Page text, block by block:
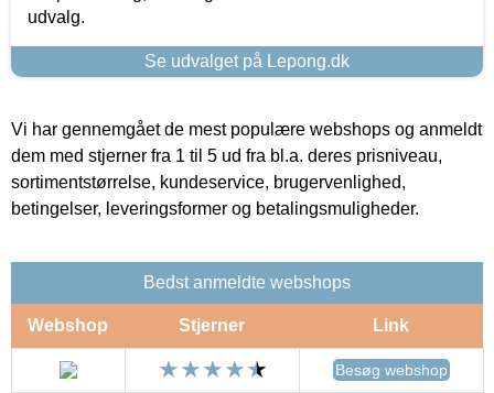
udvalg.
Se udvalget på Lepong.dk
Vi har gennemgået de mest populære webshops og anmeldt
dem med stjerner fra 1 til 5 ud fra bl.a. deres prisniveau,
sortimentstørrelse, kundeservice, brugervenlighed,
betingelser, leveringsformer og betalingsmuligheder.
Bedst anmeldte webshops
Webshop Stjerner Link
Besøg webshop